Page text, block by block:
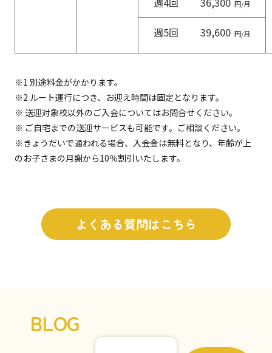
円/月
週5回 39,600 円/月
※1 別途料金がかかります。
※2 ルート運行につき、お迎え時間は固定となります。
※ 送迎対象校以外のご入会についてはお問合せください。
※ ご自宅までの送迎サービスも可能です。ご相談ください。
※きょうだいで通われる場合、入会金は無料となり、年齢が上
のお子さまの月謝から10％割引いたします。
よくある質問はこちら
BLOG